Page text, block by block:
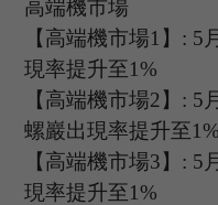
高端機市場
【高端機市場1 】 : 5
現率提升至1%
【高端機市場2 】 : 5
螺巖出現率提升至1%
【高端機市場3】 : 5
現率提升至1%